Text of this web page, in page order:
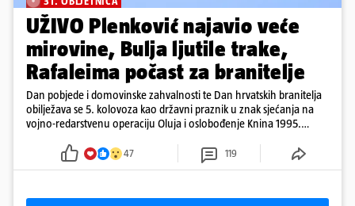
UŽIVO Plenković najavio veće
mirovine, Bulja ljutile trake,
Rafaleima počast za branitelje
Dan pobjede i domovinske zahvalnosti te Dan hrvatskih branitelja
obilježava se 5. kolovoza kao državni praznik u znak sjećanja na
vojno-redarstvenu operaciju Oluja i oslobođenje Knina 1995.
47 119